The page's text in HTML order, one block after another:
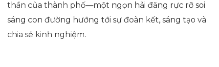
thần của thành phố—một ngọn hải đăng rực rỡ soi
sáng con đường hướng tới sự đoàn kết, sáng tạo và
chia sẻ kinh nghiệm.